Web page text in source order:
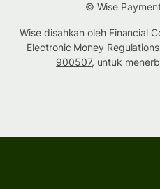
© Wise
Wise disahkan oleh Financial
Electronic Money
900507, untuk